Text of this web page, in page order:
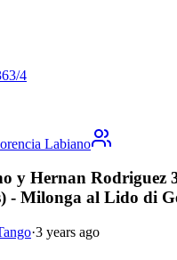
3/4
Labiano
y Hernan Rodriguez
- Milonga al Lido di
·3 years ago